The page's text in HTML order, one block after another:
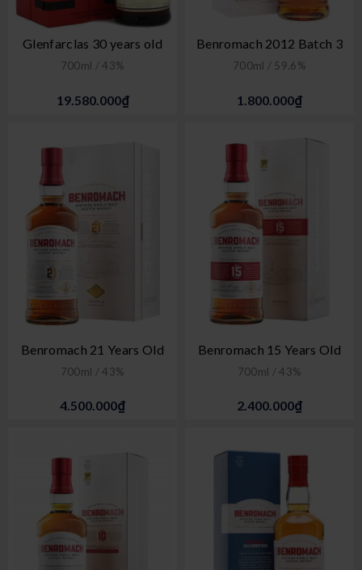
Glenfarclas 30 years old
700ml / 43%
19.580.000₫
Benromach 2012 Batch 3
700ml / 59.6%
1.800.000₫
Benromach 21 Years Old
700ml / 43%
4.500.000₫
Benromach 15 Years Old
700ml / 43%
2.400.000₫